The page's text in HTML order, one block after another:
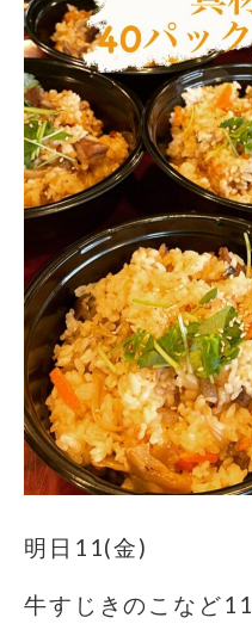
明日11(金)
牛すじきのこなど